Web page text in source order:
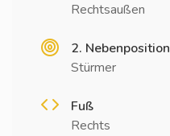
Rechtsaußen
2. Nebenposition
Stürmer
Fuß
Rechts